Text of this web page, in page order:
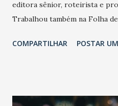
editora sênior, roteirista e
Trabalhou também na Folha
COMPARTILHAR POSTAR